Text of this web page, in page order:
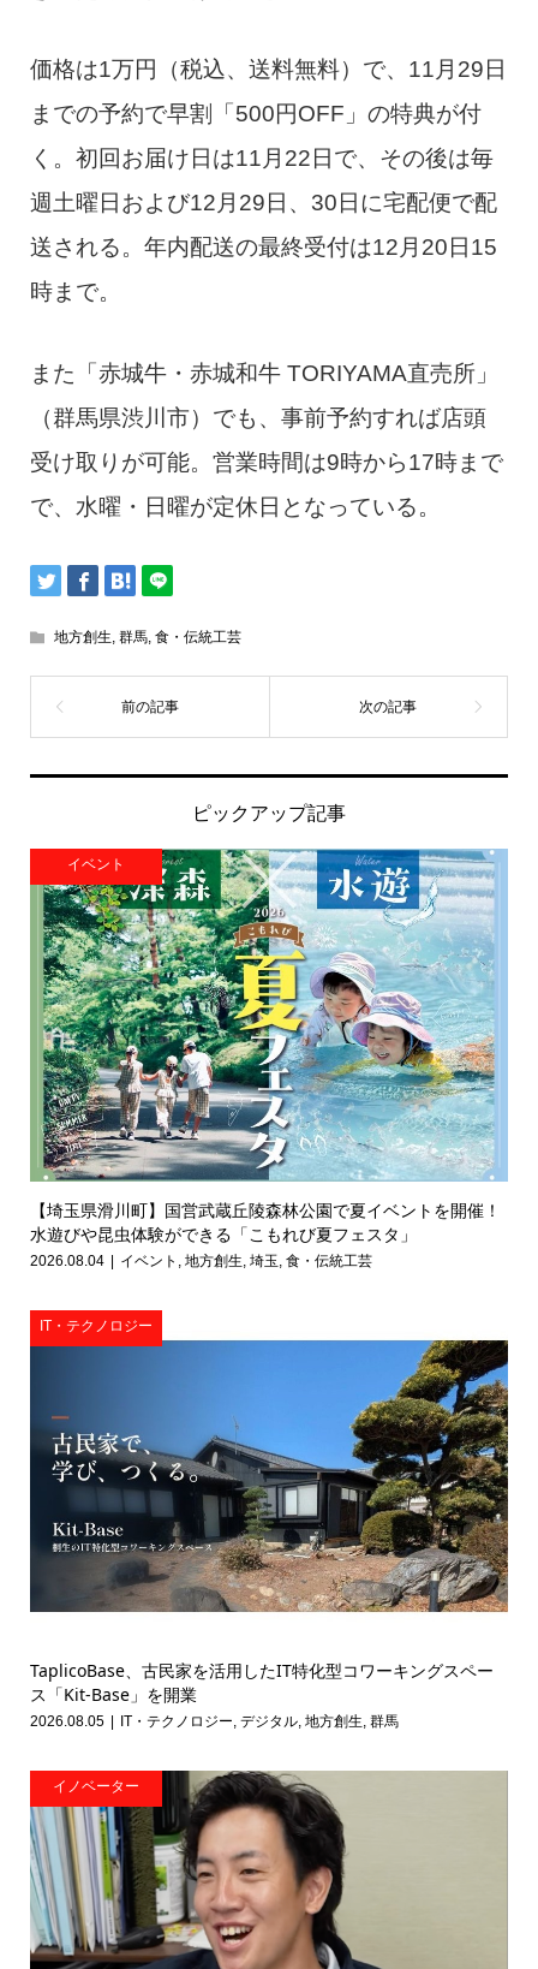
価格は1万円（税込、送料無料）で、11月29日
までの予約で早割「500円OFF」の特典が付
く。初回お届け日は11月22日で、その後は毎
週土曜日および12月29日、30日に宅配便で配
送される。年内配送の最終受付は12月20日15
時まで。
また「赤城牛・赤城和牛 TORIYAMA直売所」
（群馬県渋川市）でも、事前予約すれば店頭
受け取りが可能。営業時間は9時から17時まで
で、水曜・日曜が定休日となっている。
地方創生, 群馬, 食・伝統工芸
ピックアップ記事
イベント
【埼玉県滑川町】国営武蔵丘陵森林公園で夏イベントを開催！
水遊びや昆虫体験ができる「こもれび夏フェスタ」
2026.08.04 イベント 地方創生 埼玉 食・伝統工芸
IT・テクノロジー
TaplicoBase、古民家を活用したIT特化型コワーキングスペー
ス「Kit-Base」を開業
2026.08.05 IT・テクノロジー, デジタル, 地方創生, 群馬
イノベーター